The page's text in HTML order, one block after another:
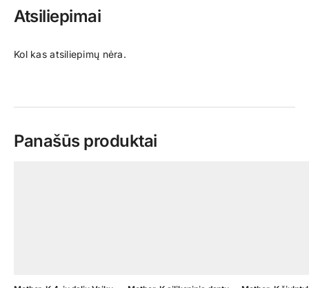
Atsiliepimai
Kol kas atsiliepimų nėra.
Panašūs produktai